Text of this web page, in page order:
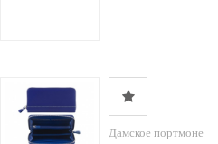
Дамское портмоне